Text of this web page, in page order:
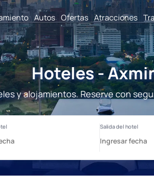
Autos Ofertas Atracciones
Hoteles -
y alojamientos. Reserve con